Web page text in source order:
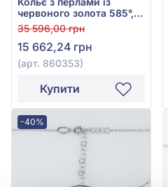
червоного золота 585°,
арт. 860353
35 596,00 грн
15 662,24 грн
(арт. 860353)
Купити
-40%